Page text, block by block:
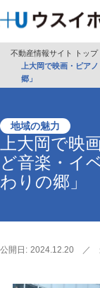
不動産情報サイト トップ
上大岡で映画・ピア
郷」
地域の魅力
上大岡で映
ど音楽・イ
わりの郷」
公開日: 2024.12.20 ／